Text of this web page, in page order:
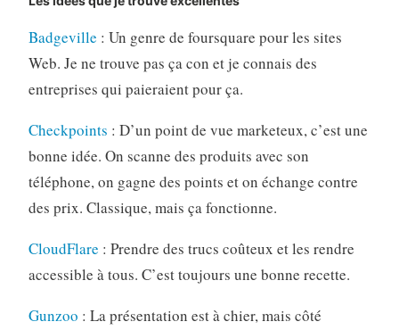
Badgeville : Un genre de foursquare pour les sites
Web. Je ne trouve pas ça con et je connais des
entreprises qui paieraient pour ça.
Checkpoints : D’un point de vue marketeux, c’est une
bonne idée. On scanne des produits avec son
téléphone, on gagne des points et on échange contre
des prix. Classique, mais ça fonctionne.
CloudFlare : Prendre des trucs coûteux et les rendre
accessible à tous. C’est toujours une bonne recette.
Gunzoo : La présentation est à chier, mais côté